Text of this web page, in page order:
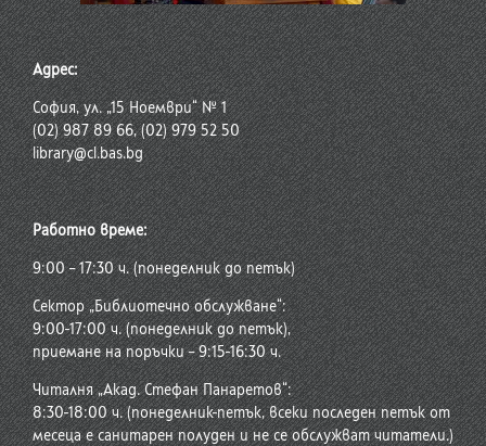
Адрес:
София, ул. „15 Ноември“ № 1
(02) 987 89 66, (02) 979 52 50
library@cl.bas.bg
Работно време:
9:00 – 17:30 ч. (понеделник до петък)
Сектор „Библиотечно обслужване“:
9:00-17:00 ч. (понеделник до петък),
приемане на поръчки – 9:15-16:30 ч.
Читалня „Акад. Стефан Панаретов“:
8:30-18:00 ч. (понеделник-петък, всеки последен петък от
месеца е санитарен полуден и не се обслужват читатели.)